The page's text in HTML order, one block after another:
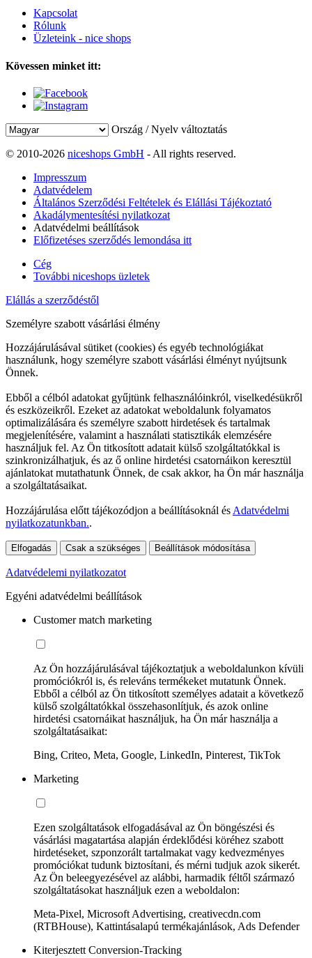
Kapcsolat
Rólunk
Üzleteink - nice shops
Kövessen minket itt:
Ország / Nyelv változtatás
© 2010-2026 niceshops GmbH - All rights reserved.
Impresszum
Adatvédelem
Általános Szerződési Feltételek és Elállási Tájékoztató
Akadálymentesítési nyilatkozat
Adatvédelmi beállítások
Előfizetéses szerződés lemondása itt
Cég
További niceshops üzletek
Elállás a szerződéstől
Személyre szabott vásárlási élmény
Hozzájárulásával sütiket (cookies) és egyéb technológiákat
használunk, hogy személyre szabott vásárlási élményt nyújtsunk
Önnek.
Ebből a célból adatokat gyűjtünk felhasználóinkról, viselkedésükről
és eszközeikről. Ezeket az adatokat weboldalunk folyamatos
optimalizálására és személyre szabott hirdetések és tartalmak
megjelenítésére, valamint a használati statisztikák elemzésére
használjuk fel. Az Ön titkosított adatait külső szolgáltatókkal is
szinkronizálhatjuk, és az ő online hirdetési csatornáikon keresztül
ajánlatokat mutathatunk Önnek, de csak akkor, ha Ön már használja
a szolgáltatásaikat.
Hozzájárulása előtt tájékozódjon a beállításoknál és Adatvédelmi
nyilatkozatunkban..
Elfogadás Csak a szükséges Beállítások módosítása
Adatvédelemi nyilatkozatot
Egyéni adatvédelmi beállítások
Customer match marketing
Az Ön hozzájárulásával tájékoztatjuk a weboldalunkon kívüli
promóciókról is, és releváns termékeket mutatunk Önnek.
Ebből a célból az Ön titkosított személyes adatait a következő
külső szolgáltatókkal összehasonlítjuk, és azok online
hirdetési csatornáikat használjuk, ha Ön már használja a
szolgáltatásaikat:
Bing, Criteo, Meta, Google, LinkedIn, Pinterest, TikTok
Marketing
Ezen szolgáltatások elfogadásával az Ön böngészési és
vásárlási magatartása alapján érdeklődési köréhez szabott
hirdetéseket, szponzorált tartalmakat vagy kedvezményes
promóciókat tudunk biztosítani, és mérni tudjuk azok sikerét.
Az Ön beleegyezésével az alábbi, harmadik féltől származó
szolgáltatásokat használjuk ezen a weboldalon:
Meta-Pixel, Microsoft Advertising, creativecdn.com
(RTBHouse), Kattintásalapú termékajánlások, Ads Defender
Kiterjesztett Conversion-Tracking